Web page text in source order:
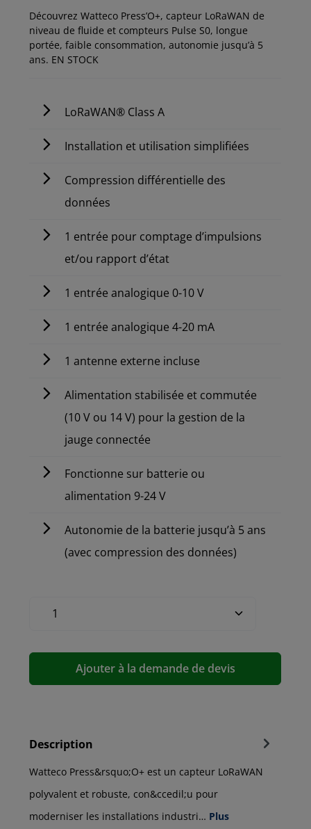
Découvrez Watteco Press’O+, capteur LoRaWAN de
niveau de fluide et compteurs Pulse S0, longue
portée, faible consommation, autonomie jusqu’à 5
ans. EN STOCK
LoRaWAN® Class A
Installation et utilisation simplifiées
Compression différentielle des
données
1 entrée pour comptage d’impulsions
et/ou rapport d’état
1 entrée analogique 0-10 V
1 entrée analogique 4-20 mA
1 antenne externe incluse
Alimentation stabilisée et commutée
(10 V ou 14 V) pour la gestion de la
jauge connectée
Fonctionne sur batterie ou
alimentation 9-24 V
Autonomie de la batterie jusqu’à 5 ans
(avec compression des données)
Ajouter à la demande de devis
Description
Watteco Press&rsquo;O+ est un capteur LoRaWAN
polyvalent et robuste, con&ccedil;u pour
moderniser les installations industri… Plus